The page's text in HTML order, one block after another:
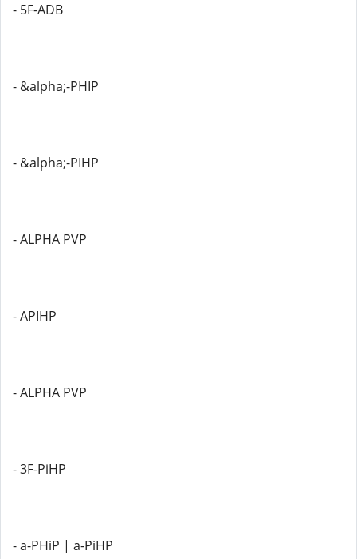
- 5F-ADB
- &alpha;-PHIP
- &alpha;-PIHP
- ALPHA PVP
- APIHP
- ALPHA PVP
- 3F-PiHP
- a-PHiP | a-PiHP